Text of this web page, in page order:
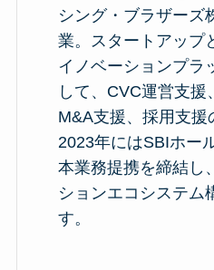
シング・ブラザーズ
業。スタートアップ
イノベーションプラ
して、CVC運営支
M&A支援、採用支援
2023年にはSBIホー
本業務提携を締結し
ションエコシステム
す。